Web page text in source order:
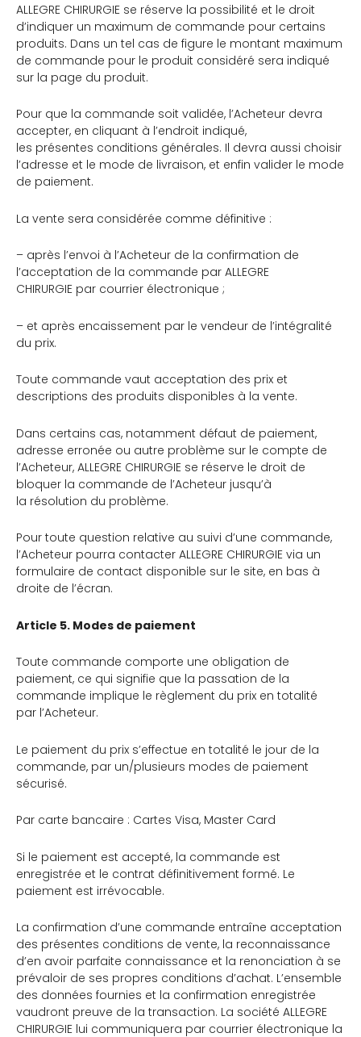
ALLEGRE CHIRURGIE se réserve la possibilité et le droit
d’indiquer un maximum de commande pour certains
produits. Dans un tel cas de figure le montant maximum
de commande pour le produit considéré sera indiqué
sur la page du produit.
Pour que la commande soit validée, l’Acheteur devra
accepter, en cliquant à l’endroit indiqué,
les présentes conditions générales. Il devra aussi choisir
l’adresse et le mode de livraison, et enfin valider le mode
de paiement.
La vente sera considérée comme définitive :
– après l’envoi à l’Acheteur de la confirmation de
l’acceptation de la commande par ALLEGRE
CHIRURGIE par courrier électronique ;
– et après encaissement par le vendeur de l’intégralité
du prix.
Toute commande vaut acceptation des prix et
descriptions des produits disponibles à la vente.
Dans certains cas, notamment défaut de paiement,
adresse erronée ou autre problème sur le compte de
l’Acheteur, ALLEGRE CHIRURGIE se réserve le droit de
bloquer la commande de l’Acheteur jusqu’à
la résolution du problème.
Pour toute question relative au suivi d’une commande,
l’Acheteur pourra contacter ALLEGRE CHIRURGIE via un
formulaire de contact disponible sur le site, en bas à
droite de l’écran.
Article 5. Modes de paiement
Toute commande comporte une obligation de
paiement, ce qui signifie que la passation de la
commande implique le règlement du prix en totalité
par l’Acheteur.
Le paiement du prix s’effectue en totalité le jour de la
commande, par un/plusieurs modes de paiement
sécurisé.
Par carte bancaire : Cartes Visa, Master Card
Si le paiement est accepté, la commande est
enregistrée et le contrat définitivement formé. Le
paiement est irrévocable.
La confirmation d’une commande entraîne acceptation
des présentes conditions de vente, la reconnaissance
d’en avoir parfaite connaissance et la renonciation à se
prévaloir de ses propres conditions d’achat. L’ensemble
des données fournies et la confirmation enregistrée
vaudront preuve de la transaction. La société ALLEGRE
CHIRURGIE lui communiquera par courrier électronique la